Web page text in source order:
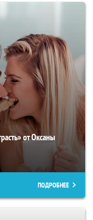
от Оксаны
ПОДРОБНЕЕ